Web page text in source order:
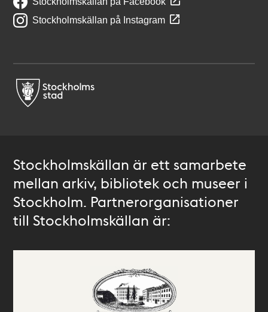
Stockholmskällan på Instagram
Stockholmskällan är ett samarbete
mellan arkiv, bibliotek och museer i
Stockholm. Partnerorganisationer
till Stockholmskällan är: